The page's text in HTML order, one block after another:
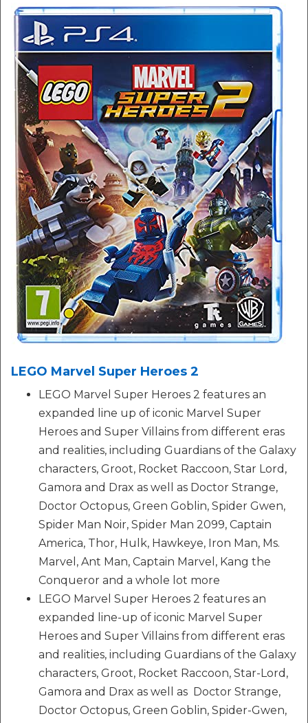
LEGO Marvel Super Heroes 2
LEGO Marvel Super Heroes 2 features an
expanded line up of iconic Marvel Super
Heroes and Super Villains from different eras
and realities, including Guardians of the Galaxy
characters, Groot, Rocket Raccoon, Star Lord,
Gamora and Drax as well as Doctor Strange,
Doctor Octopus, Green Goblin, Spider Gwen,
Spider Man Noir, Spider Man 2099, Captain
America, Thor, Hulk, Hawkeye, Iron Man, Ms.
Marvel, Ant Man, Captain Marvel, Kang the
Conqueror and a whole lot more
LEGO Marvel Super Heroes 2 features an
expanded line-up of iconic Marvel Super
Heroes and Super Villains from different eras
and realities, including Guardians of the Galaxy
characters, Groot, Rocket Raccoon, Star-Lord,
Gamora and Drax as well as Doctor Strange,
Doctor Octopus, Green Goblin, Spider-Gwen,